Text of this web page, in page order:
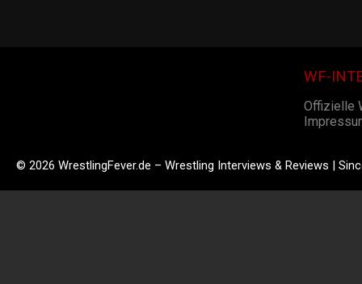
WF-
Offizielle
© 2026 WrestlingFever.de – Wrestling Interviews & Reviews |